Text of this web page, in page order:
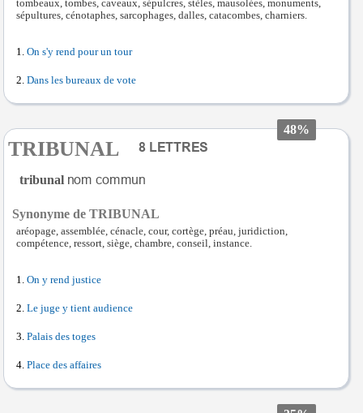
tombeaux, tombes, caveaux, sépulcres, stèles, mausolées, monuments,
sépultures, cénotaphes, sarcophages, dalles, catacombes, charniers.
On s'y rend pour un tour
Dans les bureaux de vote
48%
TRIBUNAL
tribunal
Synonyme de TRIBUNAL
aréopage, assemblée, cénacle, cour, cortège, préau, juridiction,
compétence, ressort, siège, chambre, conseil, instance.
On y rend justice
Le juge y tient audience
Palais des toges
Place des affaires